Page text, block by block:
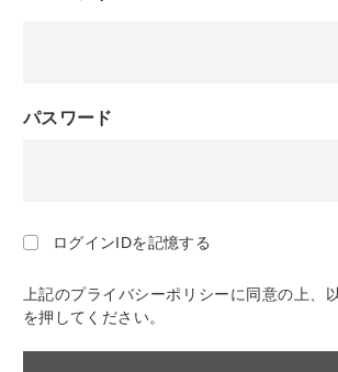
パスワード
ログインIDを記憶する
上記のプライバシーポリシーに同意の上、
を押してください。